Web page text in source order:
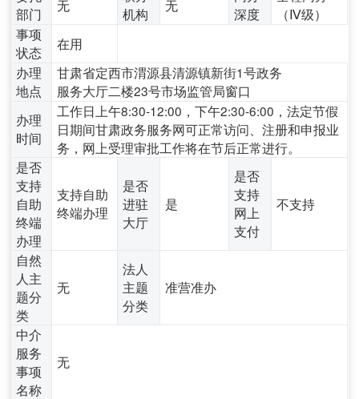
部门
无
机构
无
深度
（Ⅳ级）
事项
状态
在用
办理
地点
甘肃省定西市渭源县清源镇新街1号政务
服务大厅二楼23号市场监管局窗口
办理
时间
工作日上午8:30-12:00，下午2:30-6:00，法定节假
日期间甘肃政务服务网可正常访问、注册和申报业
务，网上受理审批工作将在节后正常进行。
是否
支持
自助
终端
办理
支持自助
终端办理
是否
进驻
大厅
是
是否
支持
网上
支付
不支持
自然
人主
题分
类
无
法人
主题
分类
准营准办
中介
服务
事项
名称
无